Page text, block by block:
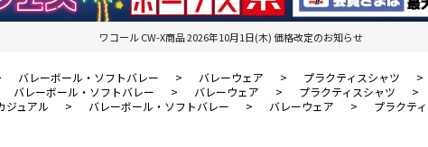
ワコール CW-X商品 2026年10月1日(木) 価格改定のお知らせ
バレーボール・ソフトバレー > バレーウェア > プラクティスシャツ >
バレーボール・ソフトバレー > バレーウェア > プラクティスシャツ >
ジュアル > バレーボール・ソフトバレー > バレーウェア > プラクテ